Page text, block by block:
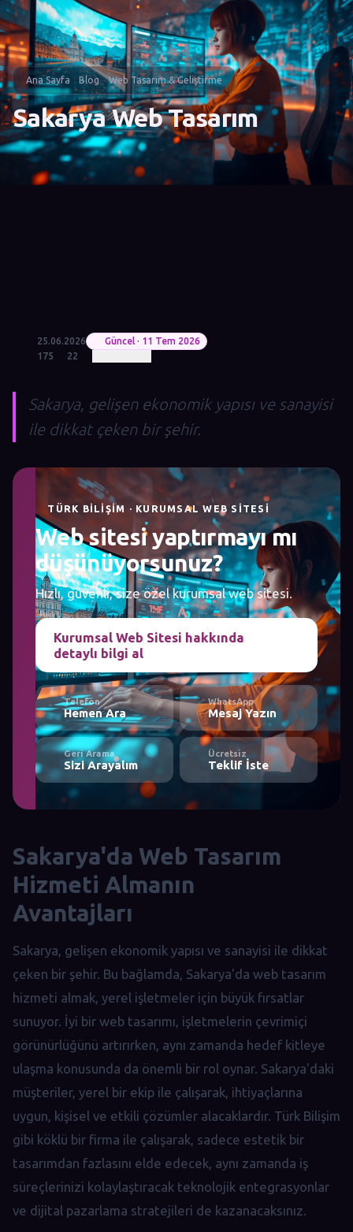
Ana Sayfa Blog Web Tasarım & Geliştirme
Sakarya Web Tasarım
25.06.2026
Güncel · 11 Tem 2026
175
22
Sakarya, gelişen ekonomik yapısı ve sanayisi
ile dikkat çeken bir şehir.
TÜRK BILIŞIM · KURUMSAL WEB SITESI
Web sitesi yaptırmayı mı
düşünüyorsunuz?
Hızlı, güvenli, size özel kurumsal web sitesi.
Kurumsal Web Sitesi hakkında
detaylı bilgi al
Telefon
Hemen Ara
WhatsApp
Mesaj Yazın
Geri Arama
Sizi Arayalım
Ücretsiz
Teklif İste
Sakarya'da Web Tasarım
Hizmeti Almanın
Avantajları
Sakarya, gelişen ekonomik yapısı ve sanayisi ile dikkat
çeken bir şehir. Bu bağlamda, Sakarya'da web tasarım
hizmeti almak, yerel işletmeler için büyük fırsatlar
sunuyor. İyi bir web tasarımı, işletmelerin çevrimiçi
görünürlüğünü artırırken, aynı zamanda hedef kitleye
ulaşma konusunda da önemli bir rol oynar. Sakarya'daki
müşteriler, yerel bir ekip ile çalışarak, ihtiyaçlarına
uygun, kişisel ve etkili çözümler alacaklardır. Türk Bilişim
gibi köklü bir firma ile çalışarak, sadece estetik bir
tasarımdan fazlasını elde edecek, aynı zamanda iş
süreçlerinizi kolaylaştıracak teknolojik entegrasyonlar
ve dijital pazarlama stratejileri de kazanacaksınız.